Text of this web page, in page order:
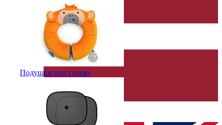
Подушки под голову
Latviešu